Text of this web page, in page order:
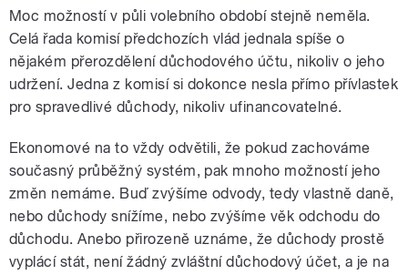
Moc možností v půli volebního období stejně neměla.
Celá řada komisí předchozích vlád jednala spíše o
nějakém přerozdělení důchodového účtu, nikoliv o jeho
udržení. Jedna z komisí si dokonce nesla přímo přívlastek
pro spravedlivé důchody, nikoliv ufinancovatelné.
Ekonomové na to vždy odvětili, že pokud zachováme
současný průběžný systém, pak mnoho možností jeho
změn nemáme. Buď zvýšíme odvody, tedy vlastně daně,
nebo důchody snížíme, nebo zvýšíme věk odchodu do
důchodu. Anebo přirozeně uznáme, že důchody prostě
vyplácí stát, není žádný zvláštní důchodový účet, a je na